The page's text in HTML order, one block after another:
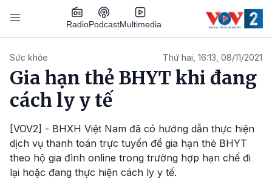
Nhảy đến nội dung
RadioPodcastMultimedia
Sức khỏe Thứ hai, 16:13, 08/11/2021
Gia hạn thẻ BHYT khi đang
cách ly y tế
[VOV2] - BHXH Việt Nam đã có hướng dẫn thực hiện
dịch vụ thanh toán trực tuyến để gia hạn thẻ BHYT
theo hộ gia đình online trong trường hợp hạn chế đi
lại hoặc đang thực hiện cách ly y tế.